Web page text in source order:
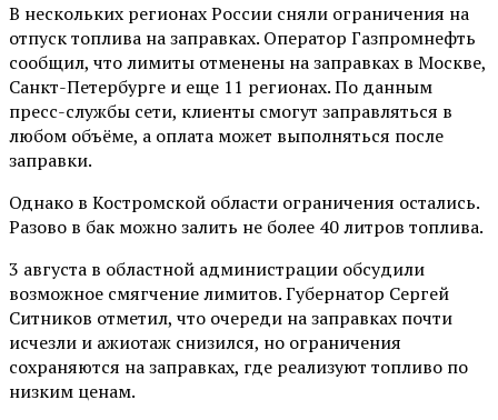
В нескольких регионах России сняли ограничения на
отпуск топлива на заправках. Оператор Газпромнефть
сообщил, что лимиты отменены на заправках в Москве,
Санкт-Петербурге и еще 11 регионах. По данным
пресс-службы сети, клиенты смогут заправляться в
любом объёме, а оплата может выполняться после
заправки.
Однако в Костромской области ограничения остались.
Разово в бак можно залить не более 40 литров топлива.
3 августа в областной администрации обсудили
возможное смягчение лимитов. Губернатор Сергей
Ситников отметил, что очереди на заправках почти
исчезли и ажиотаж снизился, но ограничения
сохраняются на заправках, где реализуют топливо по
низким ценам.